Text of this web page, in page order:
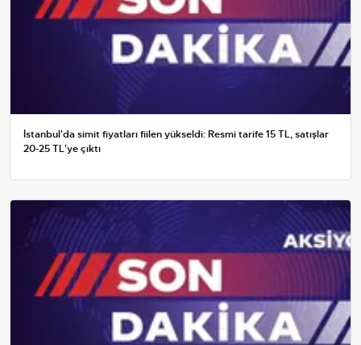
İstanbul'da simit fiyatları fiilen yükseldi: Resmi tarife 15 TL, satışlar
20-25 TL'ye çıktı